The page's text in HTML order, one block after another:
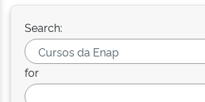
Search:
for